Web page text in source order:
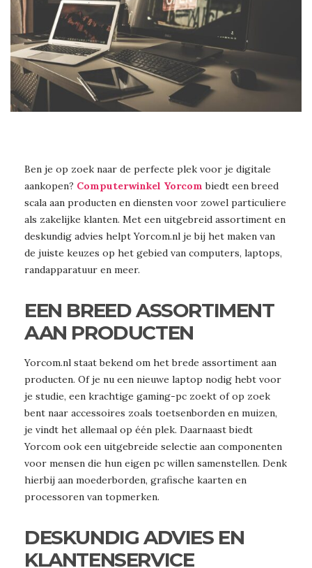
Ben je op zoek naar de perfecte plek voor je digitale
aankopen? Computerwinkel Yorcom biedt een breed
scala aan producten en diensten voor zowel particuliere
als zakelijke klanten. Met een uitgebreid assortiment en
deskundig advies helpt Yorcom.nl je bij het maken van
de juiste keuzes op het gebied van computers, laptops,
randapparatuur en meer.
EEN BREED ASSORTIMENT
AAN PRODUCTEN
Yorcom.nl staat bekend om het brede assortiment aan
producten. Of je nu een nieuwe laptop nodig hebt voor
je studie, een krachtige gaming-pc zoekt of op zoek
bent naar accessoires zoals toetsenborden en muizen,
je vindt het allemaal op één plek. Daarnaast biedt
Yorcom ook een uitgebreide selectie aan componenten
voor mensen die hun eigen pc willen samenstellen. Denk
hierbij aan moederborden, grafische kaarten en
processoren van topmerken.
DESKUNDIG ADVIES EN
KLANTENSERVICE